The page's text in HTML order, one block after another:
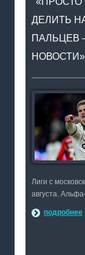
ДЕЛИТЬ
ПАЛЬЦЕВ
НОВОСТИ»
Лиги с
августа.
подробнее